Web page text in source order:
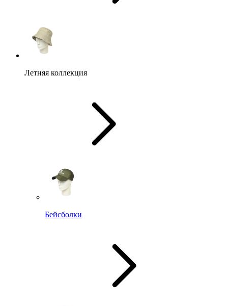
Летняя коллекция
Бейсболки